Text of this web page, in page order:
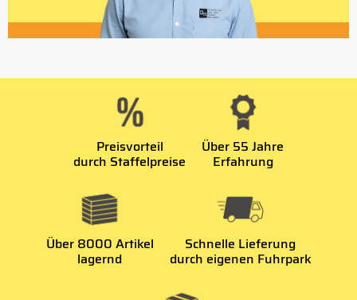
Preisvorteil
durch Staffelpreise
Über 55 Jahre
Erfahrung
Über 8000 Artikel
lagernd
Schnelle Lieferung
durch eigenen Fuhrpark